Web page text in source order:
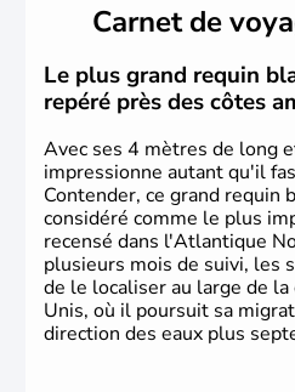
Plusieurs populations se
des européens, suite à la
Christophe Colomb en
britanniques proclament la
en 1776 et adoptent leur
La conquête de l'Ouest
phase de développement
Carnet de
Le plus grand requin
repéré près des côtes
Avec ses 4 mètres de long
impressionne autant qu'il
Contender, ce grand requin
considéré comme le plus
recensé dans l'Atlantique
plusieurs mois de suivi, les
de le localiser au large de
Unis, où il poursuit sa
direction des eaux plus